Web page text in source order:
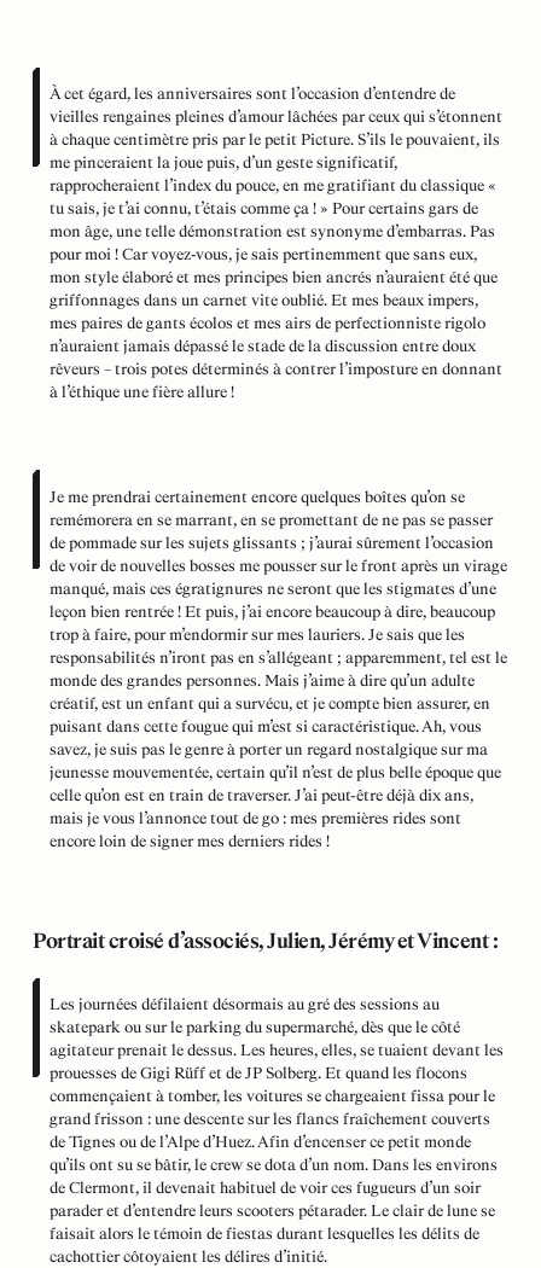
À cet égard, les anniversaires sont l’occasion d’entendre de
vieilles rengaines pleines d’amour lâchées par ceux qui s’étonnent
à chaque centimètre pris par le petit Picture. S’ils le pouvaient, ils
me pinceraient la joue puis, d’un geste significatif,
rapprocheraient l’index du pouce, en me gratifiant du classique «
tu sais, je t’ai connu, t’étais comme ça ! » Pour certains gars de
mon âge, une telle démonstration est synonyme d’embarras. Pas
pour moi ! Car voyez-vous, je sais pertinemment que sans eux,
mon style élaboré et mes principes bien ancrés n’auraient été que
griffonnages dans un carnet vite oublié. Et mes beaux impers,
mes paires de gants écolos et mes airs de perfectionniste rigolo
n’auraient jamais dépassé le stade de la discussion entre doux
rêveurs – trois potes déterminés à contrer l’imposture en donnant
à l’éthique une fière allure !
Je me prendrai certainement encore quelques boîtes qu’on se
remémorera en se marrant, en se promettant de ne pas se passer
de pommade sur les sujets glissants ; j’aurai sûrement l’occasion
de voir de nouvelles bosses me pousser sur le front après un virage
manqué, mais ces égratignures ne seront que les stigmates d’une
leçon bien rentrée ! Et puis, j’ai encore beaucoup à dire, beaucoup
trop à faire, pour m’endormir sur mes lauriers. Je sais que les
responsabilités n’iront pas en s’allégeant ; apparemment, tel est le
monde des grandes personnes. Mais j’aime à dire qu’un adulte
créatif, est un enfant qui a survécu, et je compte bien assurer, en
puisant dans cette fougue qui m’est si caractéristique. Ah, vous
savez, je suis pas le genre à porter un regard nostalgique sur ma
jeunesse mouvementée, certain qu’il n’est de plus belle époque que
celle qu’on est en train de traverser. J’ai peut-être déjà dix ans,
mais je vous l’annonce tout de go : mes premières rides sont
encore loin de signer mes derniersrides!
Portrait croisé d’associés, Julien, Jérémy et Vincent :
Les journées défilaient désormais au gré des sessions au
skatepark ou sur le parking du supermarché, dès que le côté
agitateur prenait le dessus. Les heures, elles, se tuaient devant les
prouesses de Gigi Rüff et de JP Solberg. Et quand les flocons
commençaient à tomber, les voitures se chargeaient fissa pour le
grand frisson : une descente sur les flancs fraîchement couverts
de Tignes ou de l’Alpe d’Huez. Afin d’encenser ce petit monde
qu’ils ont su se bâtir, le crew se dota d’un nom. Dans les environs
de Clermont, il devenait habituel de voir ces fugueurs d’un soir
parader et d’entendre leurs scooters pétarader. Le clair de lune se
faisait alors le témoin de fiestas durant lesquelles les délits de
cachottier côtoyaient les délires d’initié.